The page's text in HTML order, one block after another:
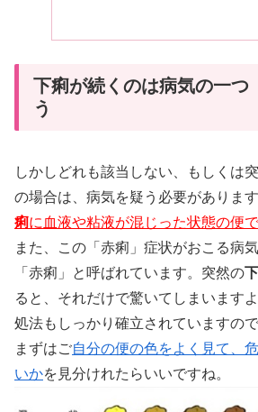
下痢が続くのは病気の一つ
う
しかしどれも該当しない、もしくは
の場合は、病気を疑う必要があります
痢に血液や粘液が混じった状態の便で
また、この「赤痢」症状がおこる病
「赤痢」と呼ばれています。突然の
ると、それだけで驚いてしまいます
処法もしっかり確立されていますの
まずはご自分の便の色をよく見て、
いかを見分けれたらいいですね。